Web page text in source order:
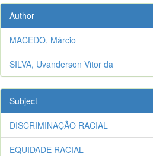
Author
MACEDO, Márcio
SILVA, Uvanderson Vitor da
Subject
DISCRIMINAÇÃO RACIAL
EQUIDADE RACIAL